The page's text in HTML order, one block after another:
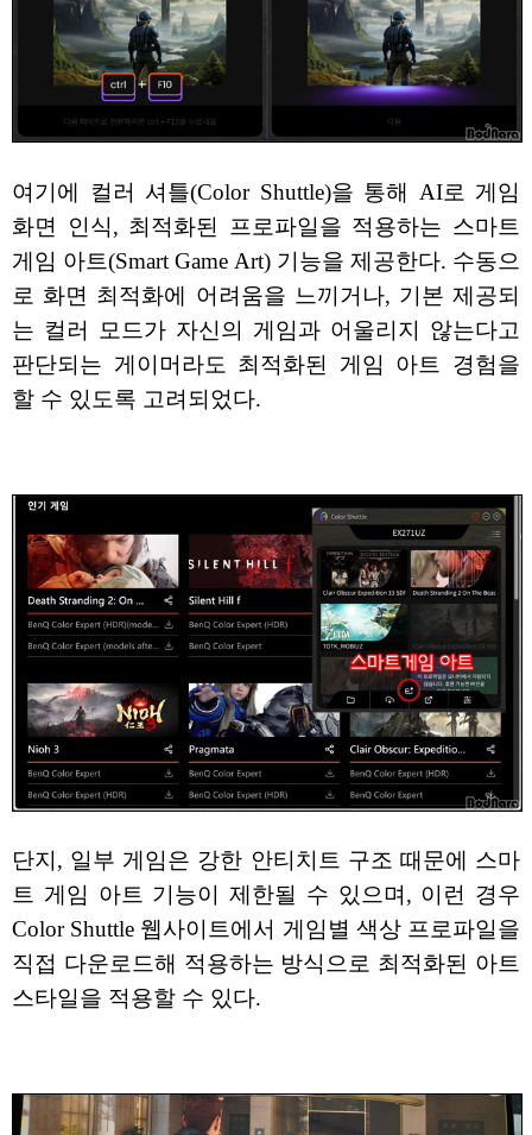
여기에 컬러 셔틀(Color Shuttle)을 통해 AI로 게임
화면 인식, 최적화된 프로파일을 적용하는 스마트
게임 아트(Smart Game Art) 기능을 제공한다. 수동으
로 화면 최적화에 어려움을 느끼거나, 기본 제공되
는 컬러 모드가 자신의 게임과 어울리지 않는다고
판단되는 게이머라도 최적화된 게임 아트 경험을
할 수 있도록 고려되었다.
단지, 일부 게임은 강한 안티치트 구조 때문에 스마
트 게임 아트 기능이 제한될 수 있으며, 이런 경우
Color Shuttle 웹사이트에서 게임별 색상 프로파일을
직접 다운로드해 적용하는 방식으로 최적화된 아트
스타일을 적용할 수 있다.